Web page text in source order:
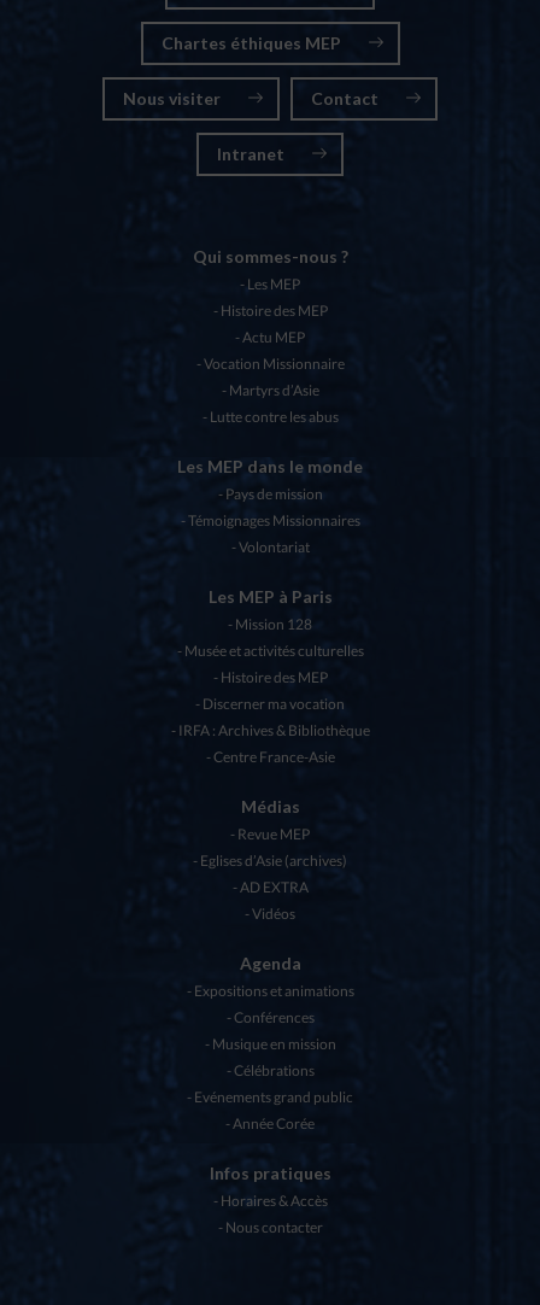
Chartes éthiques MEP
Nous visiter Contact
Intranet
Qui sommes-nous ?
Les MEP
Histoire des MEP
Actu MEP
Vocation Missionnaire
Martyrs d’Asie
Lutte contre les abus
Les MEP dans le monde
Pays de mission
Témoignages Missionnaires
Volontariat
Les MEP à Paris
Mission 128
Musée et activités culturelles
Histoire des MEP
Discerner ma vocation
IRFA : Archives & Bibliothèque
Centre France-Asie
Médias
Revue MEP
Eglises d’Asie (archives)
AD EXTRA
Vidéos
Agenda
Expositions et animations
Conférences
Musique en mission
Célébrations
Evénements grand public
Année Corée
Infos pratiques
Horaires & Accès
Nous contacter